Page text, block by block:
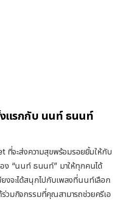
งแรกกับ นนท์ ธนนท์
ที่จะส่งความสุขพร้อมรอยยิ้มให้กับ
ง “นนท์ ธนนท์” มาให้ทุกคนได้
งจะได้สนุกไปกับเพลงที่นนท์เลือก
วมกิจกรรมที่คุณสามารถช่วยครีเอ